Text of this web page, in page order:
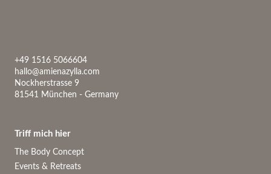
+49 1516 5066604
hallo@amienazylla.com
Nockherstrasse 9
81541 München - Germany
Triff mich hier
The Body Concept
Events & Retreats